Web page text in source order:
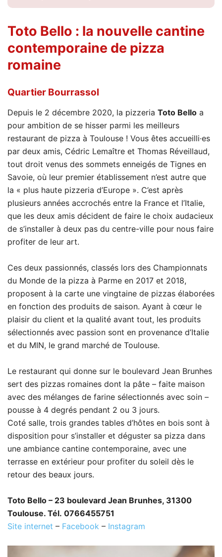
Toto Bello : la nouvelle cantine
contemporaine de pizza
romaine
Quartier Bourrassol
Depuis le 2 décembre 2020, la pizzeria Toto Bello a
pour ambition de se hisser parmi les meilleurs
restaurant de pizza à Toulouse ! Vous êtes accueilli·es
par deux amis, Cédric Lemaître et Thomas Réveillaud,
tout droit venus des sommets enneigés de Tignes en
Savoie, où leur premier établissement n’est autre que
la « plus haute pizzeria d’Europe ». C’est après
plusieurs années accrochés entre la France et l’Italie,
que les deux amis décident de faire le choix audacieux
de s’installer à deux pas du centre-ville pour nous faire
profiter de leur art.
Ces deux passionnés, classés lors des Championnats
du Monde de la pizza à Parme en 2017 et 2018,
proposent à la carte une vingtaine de pizzas élaborées
en fonction des produits de saison. Ayant à cœur le
plaisir du client et la qualité avant tout, les produits
sélectionnés avec passion sont en provenance d’Italie
et du MIN, le grand marché de Toulouse.
Le restaurant qui donne sur le boulevard Jean Brunhes
sert des pizzas romaines dont la pâte – faite maison
avec des mélanges de farine sélectionnés avec soin –
pousse à 4 degrés pendant 2 ou 3 jours.
Coté salle, trois grandes tables d’hôtes en bois sont à
disposition pour s’installer et déguster sa pizza dans
une ambiance cantine contemporaine, avec une
terrasse en extérieur pour profiter du soleil dès le
retour des beaux jours.
Toto Bello – 23 boulevard Jean Brunhes, 31300
Toulouse. Tél. 0766455751
Site internet – Facebook – Instagram